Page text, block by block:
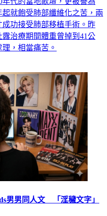
起就飽受肺部纖維化之苦，兩
功接受肺部移植手術。昨
露治療期間體重曾掉到41公
，相當痛苦。
男男同人文 「淫穢文字」